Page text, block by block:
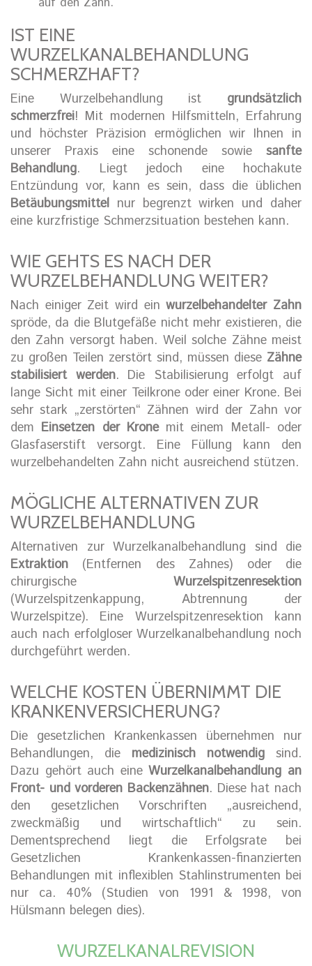
IST EINE
WURZELKANALBEHANDLUNG
SCHMERZHAFT?
Eine Wurzelbehandlung ist grundsätzlich
schmerzfrei! Mit modernen Hilfsmitteln, Erfahrung
und höchster Präzision ermöglichen wir Ihnen in
unserer Praxis eine schonende sowie sanfte
Behandlung. Liegt jedoch eine hochakute
Entzündung vor, kann es sein, dass die üblichen
Betäubungsmittel nur begrenzt wirken und daher
eine kurzfristige Schmerzsituation bestehen kann.
WIE GEHTS ES NACH DER
WURZELBEHANDLUNG WEITER?
Nach einiger Zeit wird einwurzelbehandelter Zahn
spröde, da die Blutgefäße nicht mehr existieren, die
den Zahn versorgt haben. Weil solche Zähne meist
zu großen Teilen zerstört sind, müssen diese Zähne
stabilisiert werden. Die Stabilisierung erfolgt auf
lange Sicht mit einer Teilkrone oder einer Krone. Bei
sehr stark „zerstörten“ Zähnen wird der Zahn vor
dem Einsetzen der Kronemit einem Metall- oder
Glasfaserstift versorgt. Eine Füllung kann den
wurzelbehandelten Zahn nicht ausreichend stützen.
MÖGLICHE ALTERNATIVEN ZUR
WURZELBEHANDLUNG
Alternativen zur Wurzelkanalbehandlung sind die
Extraktion (Entfernen des Zahnes) oder die
chirurgische Wurzelspitzenresektion
(Wurzelspitzenkappung, Abtrennung der
Wurzelspitze). Eine Wurzelspitzenresektion kann
auch nach erfolgloser Wurzelkanalbehandlung noch
durchgeführt werden.
WELCHE KOSTEN ÜBERNIMMT DIE
KRANKENVERSICHERUNG?
Die gesetzlichen Krankenkassen übernehmen nur
Behandlungen, die medizinisch notwendig sind.
Dazu gehört auch eineWurzelkanalbehandlung an
Front- und vorderen Backenzähnen. Diese hat nach
den gesetzlichen Vorschriften „ausreichend,
zweckmäßig und wirtschaftlich“ zu sein.
Dementsprechend liegt die Erfolgsrate bei
Gesetzlichen Krankenkassen-finanzierten
Behandlungen mit inflexiblen Stahlinstrumenten bei
nur ca. 40% (Studien von 1991 & 1998, von
Hülsmann belegen dies).
WURZELKANALREVISION